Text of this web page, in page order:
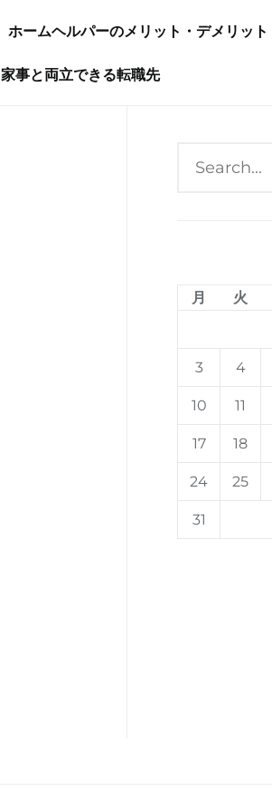
ホームヘルパーのメリット・デメリット
家事と両立できる転職先
月 火
3 4
10 11
17 18
24 25
31